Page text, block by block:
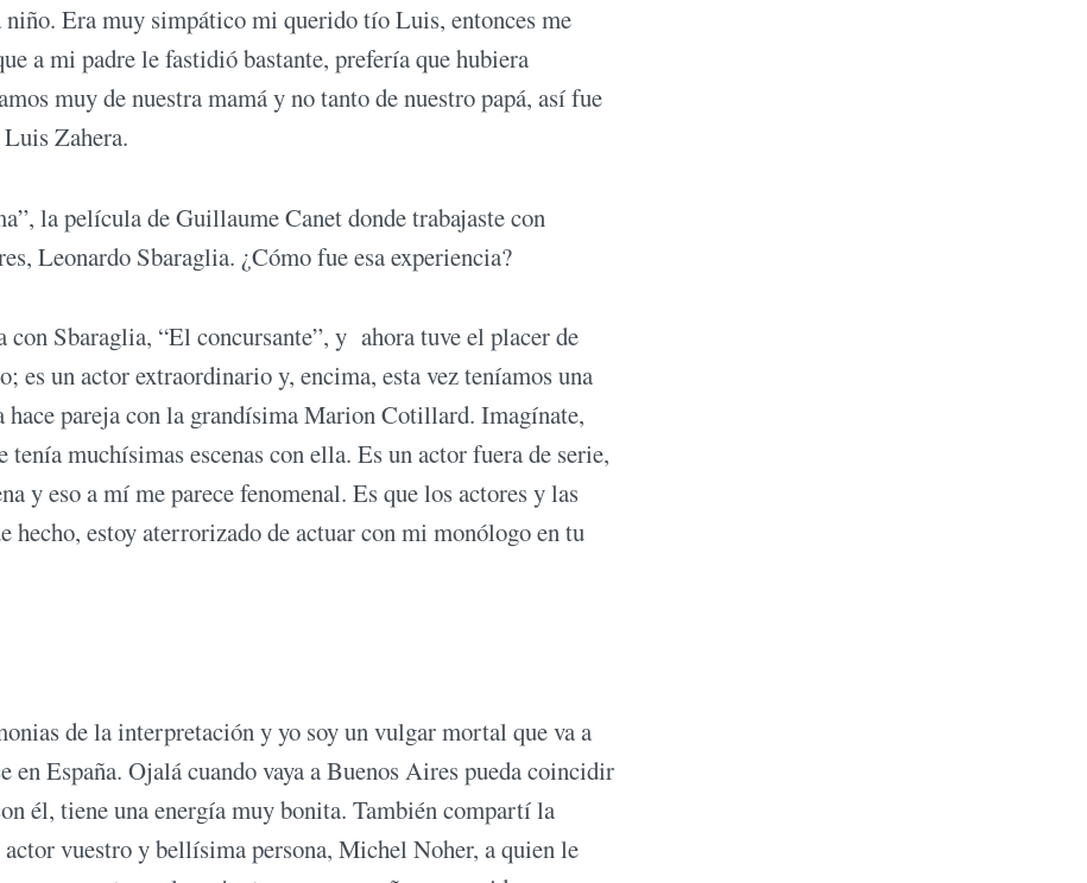
Era muy simpático mi querido tío Luis, entonces me
a mi padre le fastidió bastante, prefería que hubiera
muy de nuestra mamá y no tanto de nuestro papá, así fue
Zahera.
la película de Guillaume Canet donde trabajaste con
Leonardo Sbaraglia. ¿Cómo fue esa experiencia?
con Sbaraglia, “El concursante”, y ahora tuve el placer de
es un actor extraordinario y, encima, esta vez teníamos una
pareja con la grandísima Marion Cotillard. Imagínate,
muchísimas escenas con ella. Es un actor fuera de serie,
y eso a mí me parece fenomenal. Es que los actores y las
hecho, estoy aterrorizado de actuar con mi monólogo en tu
de la interpretación y yo soy un vulgar mortal que va a
España. Ojalá cuando vaya a Buenos Aires pueda coincidir
él, tiene una energía muy bonita. También compartí la
vuestro y bellísima persona, Michel Noher, a quien le